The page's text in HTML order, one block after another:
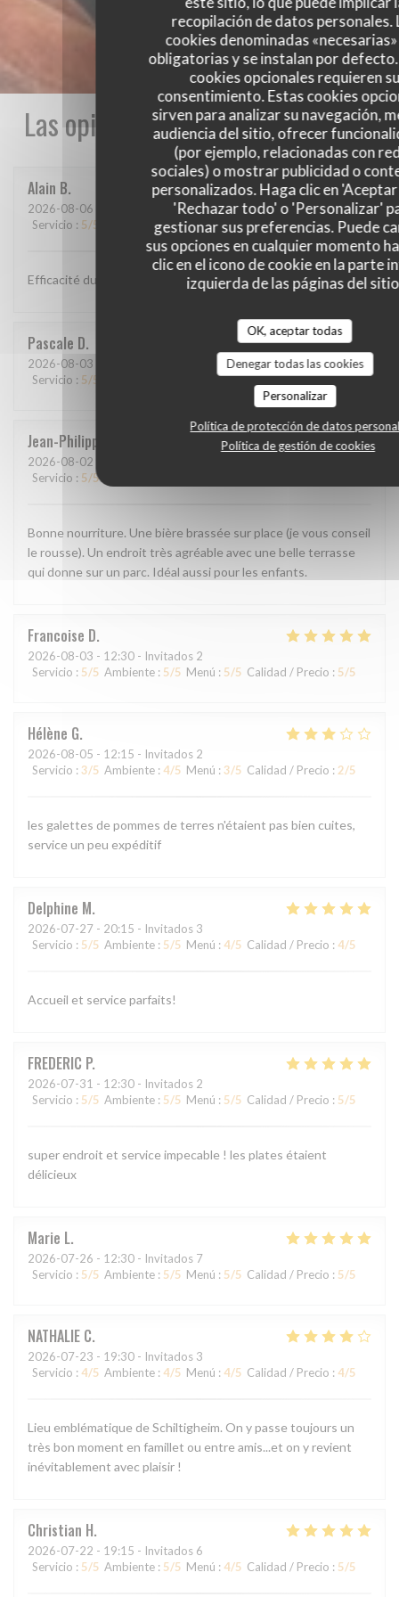
recopilación de datos personales.
cookies denominadas
obligatorias y se instalan por
cookies opcionales requieren
consentimiento. Estas cookies
sirven para analizar su navegación,
audiencia del sitio, ofrecer
(por ejemplo, relacionadas con
sociales) o mostrar publicidad o
personalizados. Haga clic en
'Rechazar todo' o 'Personalizar'
gestionar sus preferencias. Puede
sus opciones en cualquier momento
clic en el icono de cookie en la parte
izquierda de las páginas del
OK, aceptar todas
Denegar todas las cookies
Personalizar
Política de protección de datos
Política de gestión de cookies
Las opiniones de nuestros clientes
Alain B
2026-08-06 - 12:00 - Invitados 2
Servicio : 5/5 Ambiente:4/5 Menú: 4/5 Calidad / Precio: 4/5
Efficacité du personnel, plats goûteux
Pascale D
2026-08-03
Servicio : 5/5 :5/5 Calidad / Precio:5/5
Jean-Philippe
2026-08-02
Servicio : 5/5
Bonne nourriture. Une bière brassée sur place (je vous conseil
le rousse). Un endroit très agréable avec une belle terrasse
qui donne sur un parc. Idéal aussi pour les enfants.
Francoise D
2026-08-03 - 12:30 - Invitados 2
Servicio : 5/5 Ambiente : 5/5 Menú : 5/5 Calidad / Precio : 5/5
Hélène G
2026-08-05 - 12:15 - Invitados 2
Servicio : 3/5 Ambiente : 4/5 Menú : 3/5 Calidad / Precio : 2/5
les galettes de pommes de terres n'étaient pas bien cuites,
service un peu expéditif
Delphine M
2026-07-27 - 20:15 - Invitados 3
Servicio : 5/5 Ambiente : 5/5 Menú : 4/5 Calidad / Precio : 4/5
Accueil et service parfaits!
FREDERIC P
2026-07-31 - 12:30 - Invitados 2
Servicio : 5/5 Ambiente : 5/5 Menú : 5/5 Calidad / Precio : 5/5
super endroit et service impecable ! les plates étaient
délicieux
Marie L
2026-07-26 - 12:30 - Invitados 7
Servicio : 5/5 Ambiente : 5/5 Menú : 5/5 Calidad / Precio : 5/5
NATHALIE C
2026-07-23 - 19:30 - Invitados 3
Servicio : 4/5 Ambiente : 4/5 Menú : 4/5 Calidad / Precio : 4/5
Lieu emblématique de Schiltigheim. On y passe toujours un
très bon moment en famillet ou entre amis...et on y revient
inévitablement avec plaisir !
Christian H
2026-07-22 - 19:15 - Invitados 6
Servicio : 5/5 Ambiente : 5/5 Menú : 4/5 Calidad / Precio : 5/5